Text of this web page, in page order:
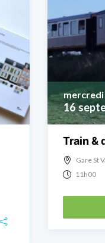
16
mercredi
Train &
Gare St
11h00